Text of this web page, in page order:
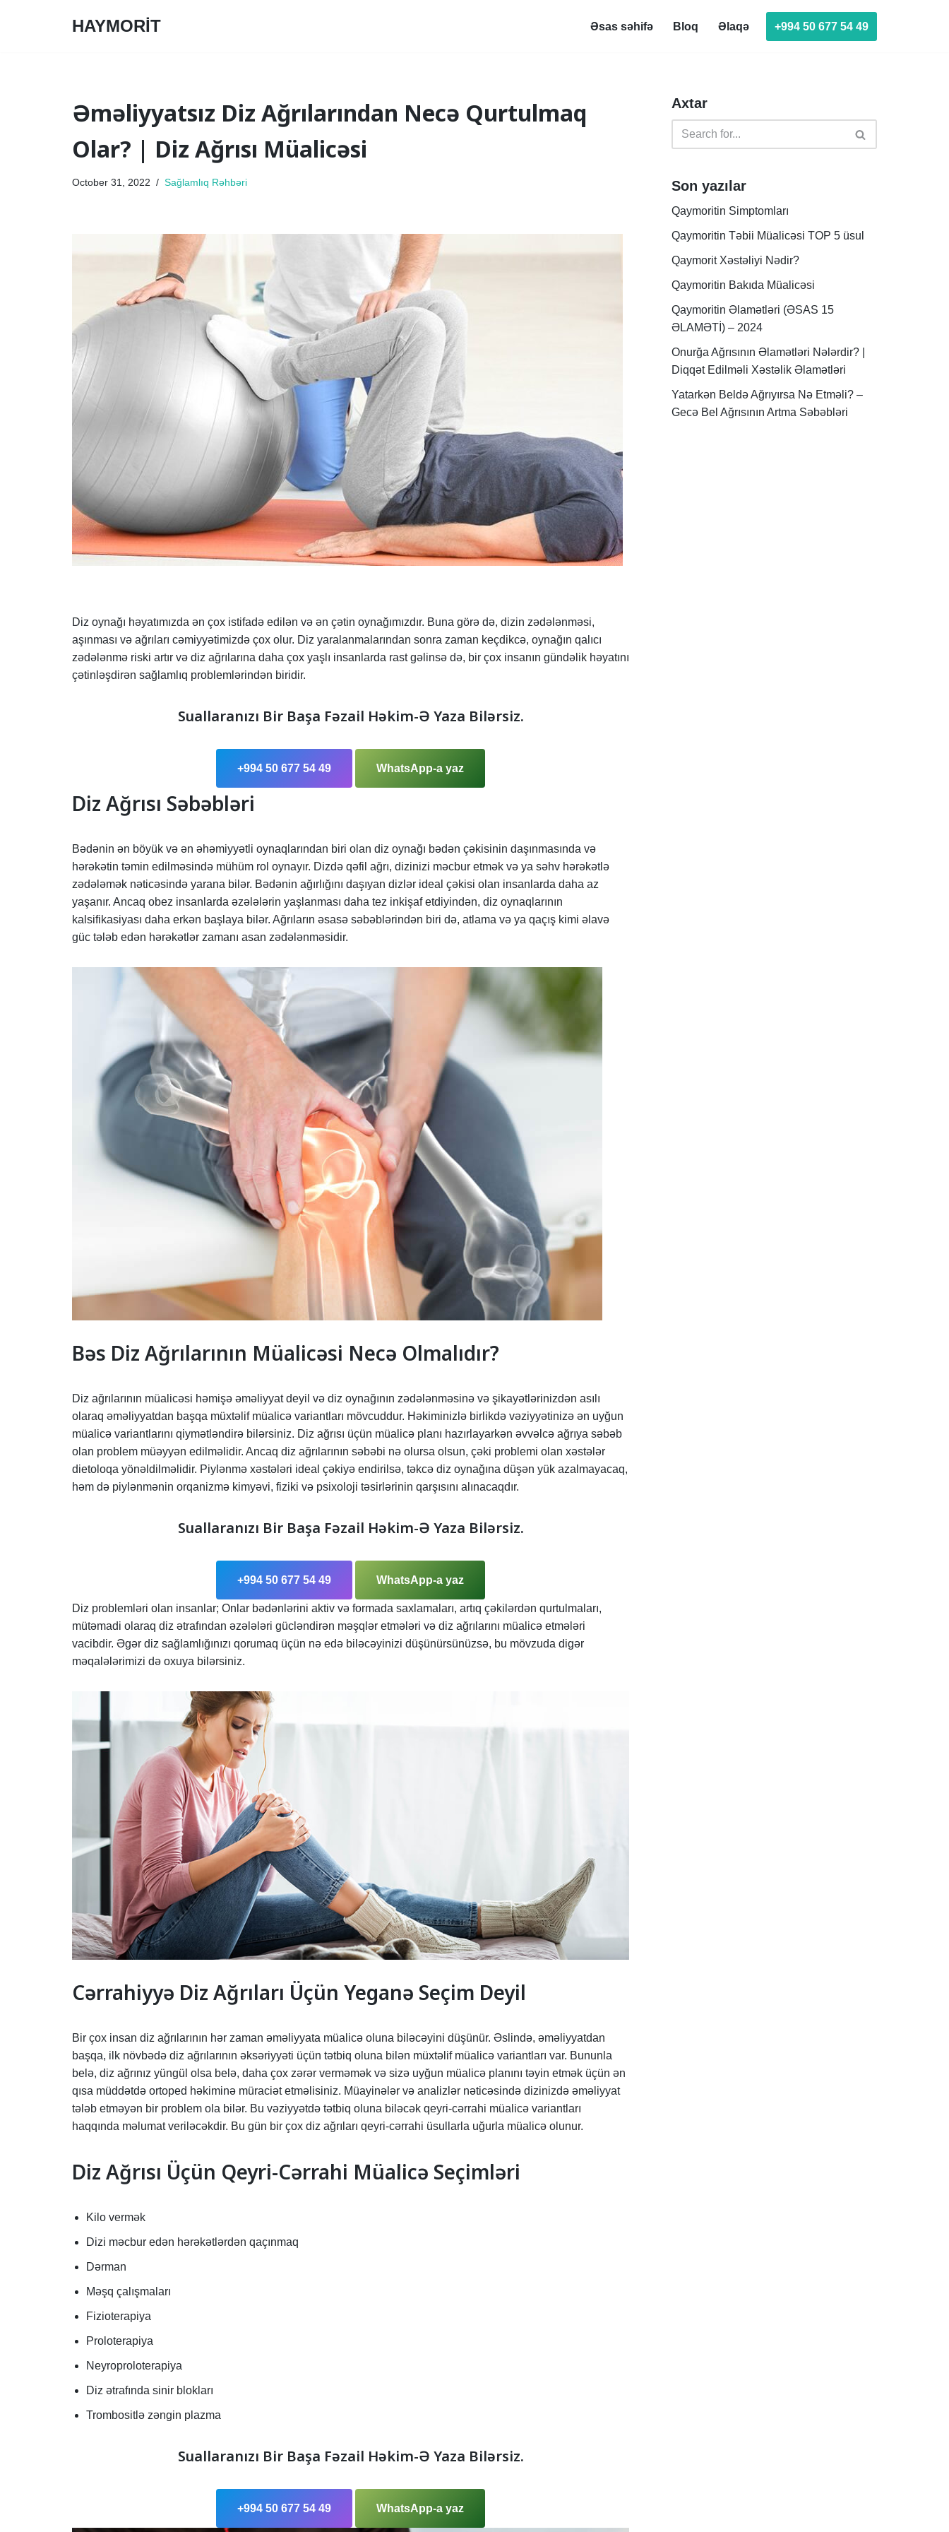
HAYMORİT Əsas səhifə Bloq Əlaqə +994 50 677 54 49
Əməliyyatsız Diz Ağrılarından Necə Qurtulmaq
Olar? | Diz Ağrısı Müalicəsi
October 31, 2022 Sağlamlıq Rəhbəri
Diz oynağı həyatımızda ən çox istifadə edilən və ən çətin oynağımızdır. Buna görə də, dizin zədələnməsi,
aşınması və ağrıları cəmiyyətimizdə çox olur. Diz yaralanmalarından sonra zaman keçdikcə, oynağın qalıcı
zədələnmə riski artır və diz ağrılarına daha çox yaşlı insanlarda rast gəlinsə də, bir çox insanın gündəlik həyatını
çətinləşdirən sağlamlıq problemlərindən biridir.
Suallaranızı Bir Başa Fəzail Həkim-Ə Yaza Bilərsiz.
+994 50 677 54 49 WhatsApp-a yaz
Diz Ağrısı Səbəbləri
Bədənin ən böyük və ən əhəmiyyətli oynaqlarından biri olan diz oynağı bədən çəkisinin daşınmasında və
hərəkətin təmin edilməsində mühüm rol oynayır. Dizdə qəfil ağrı, dizinizi məcbur etmək və ya səhv hərəkətlə
zədələmək nəticəsində yarana bilər. Bədənin ağırlığını daşıyan dizlər ideal çəkisi olan insanlarda daha az
yaşanır. Ancaq obez insanlarda əzələlərin yaşlanması daha tez inkişaf etdiyindən, diz oynaqlarının
kalsifikasiyası daha erkən başlaya bilər. Ağrıların əsasə səbəblərindən biri də, atlama və ya qaçış kimi əlavə
güc tələb edən hərəkətlər zamanı asan zədələnməsidir.
Bəs Diz Ağrılarının Müalicəsi Necə Olmalıdır?
Diz ağrılarının müalicəsi həmişə əməliyyat deyil və diz oynağının zədələnməsinə və şikayətlərinizdən asılı
olaraq əməliyyatdan başqa müxtəlif müalicə variantları mövcuddur. Həkiminizlə birlikdə vəziyyətinizə ən uyğun
müalicə variantlarını qiymətləndirə bilərsiniz. Diz ağrısı üçün müalicə planı hazırlayarkən əvvəlcə ağrıya səbəb
olan problem müəyyən edilməlidir. Ancaq diz ağrılarının səbəbi nə olursa olsun, çəki problemi olan xəstələr
dietoloqa yönəldilməlidir. Piylənmə xəstələri ideal çəkiyə endirilsə, təkcə diz oynağına düşən yük azalmayacaq,
həm də piylənmənin orqanizmə kimyəvi, fiziki və psixoloji təsirlərinin qarşısını alınacaqdır.
Suallaranızı Bir Başa Fəzail Həkim-Ə Yaza Bilərsiz.
+994 50 677 54 49 WhatsApp-a yaz
Diz problemləri olan insanlar; Onlar bədənlərini aktiv və formada saxlamaları, artıq çəkilərdən qurtulmaları,
mütəmadi olaraq diz ətrafından əzələləri gücləndirən məşqlər etmələri və diz ağrılarını müalicə etmələri
vacibdir. Əgər diz sağlamlığınızı qorumaq üçün nə edə biləcəyinizi düşünürsünüzsə, bu mövzuda digər
məqalələrimizi də oxuya bilərsiniz.
Cərrahiyyə Diz Ağrıları Üçün Yeganə Seçim Deyil
Bir çox insan diz ağrılarının hər zaman əməliyyata müalicə oluna biləcəyini düşünür. Əslində, əməliyyatdan
başqa, ilk növbədə diz ağrılarının əksəriyyəti üçün tətbiq oluna bilən müxtəlif müalicə variantları var. Bununla
belə, diz ağrınız yüngül olsa belə, daha çox zərər verməmək və sizə uyğun müalicə planını təyin etmək üçün ən
qısa müddətdə ortoped həkiminə müraciət etməlisiniz. Müayinələr və analizlər nəticəsində dizinizdə əməliyyat
tələb etməyən bir problem ola bilər. Bu vəziyyətdə tətbiq oluna biləcək qeyri-cərrahi müalicə variantları
haqqında məlumat veriləcəkdir. Bu gün bir çox diz ağrıları qeyri-cərrahi üsullarla uğurla müalicə olunur.
Diz Ağrısı Üçün Qeyri-Cərrahi Müalicə Seçimləri
Kilo vermək
Dizi məcbur edən hərəkətlərdən qaçınmaq
Dərman
Məşq çalışmaları
Fizioterapiya
Proloterapiya
Neyroproloterapiya
Diz ətrafında sinir blokları
Trombositlə zəngin plazma
Suallaranızı Bir Başa Fəzail Həkim-Ə Yaza Bilərsiz.
+994 50 677 54 49 WhatsApp-a yaz
Axtar
Son yazılar
Qaymoritin Simptomları
Qaymoritin Təbii Müalicəsi TOP 5 üsul
Qaymorit Xəstəliyi Nədir?
Qaymoritin Bakıda Müalicəsi
Qaymoritin Əlamətləri (ƏSAS 15
ƏLAMƏTİ) – 2024
Onurğa Ağrısının Əlamətləri Nələrdir? |
Diqqət Edilməli Xəstəlik Əlamətləri
Yatarkən Beldə Ağrıyırsa Nə Etməli? –
Gecə Bel Ağrısının Artma Səbəbləri